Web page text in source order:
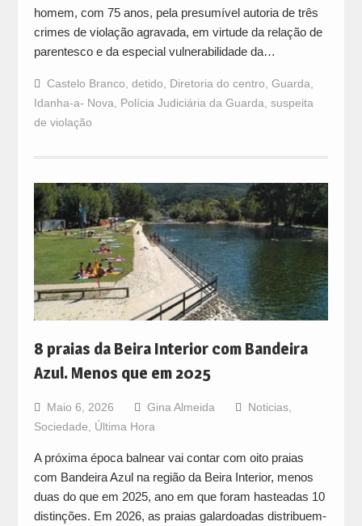
homem, com 75 anos, pela presumível autoria de três
crimes de violação agravada, em virtude da relação de
parentesco e da especial vulnerabilidade da…
Castelo Branco detido Diretoria do centro Guarda
Idanha-a- Nova
Polícia Judiciária da Guarda suspeita
de violação
8 praias da Beira Interior com Bandeira
Azul. Menos que em 2025
Maio 6, 2026 Gina Almeida Noticias,
Sociedade
Última Hora
A próxima época balnear vai contar com oito praias
com Bandeira Azul na região da Beira Interior, menos
duas do que em 2025, ano em que foram hasteadas 10
distinções. Em 2026, as praias galardoadas distribuem-